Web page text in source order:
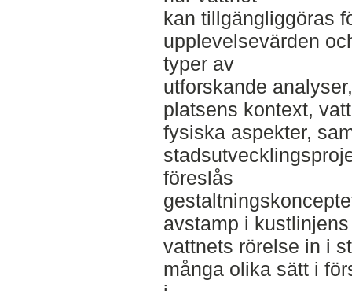
kan tillgängliggöras
upplevelsevärden
typer av
utforskande
platsens kontext,
fysiska aspekter,
föreslås
avstamp i
vattnets rörelse in i
många olika sätt i